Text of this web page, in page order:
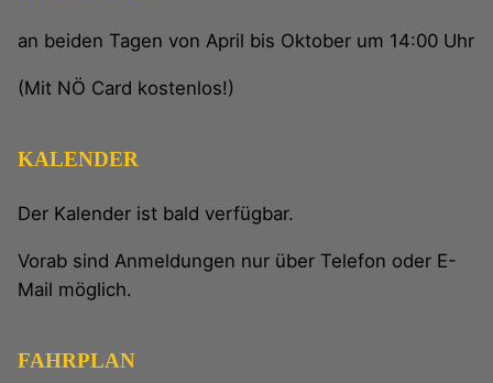
an beiden Tagen von April bis Oktober um 14:00 Uhr
(Mit NÖ Card kostenlos!)
KALENDER
Der Kalender ist bald verfügbar.
Vorab sind Anmeldungen nur über Telefon oder E-
Mail möglich.
FAHRPLAN